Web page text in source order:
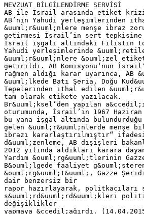
MEVZUAT BİLGİLENDİRME SERVİSİ
AB ile İsrail arasında etiket krizi
AB’nin Yahudi yerleşimlerinden
&uuml;r&uuml;nlere menşe ibraz
getirmesi İsrail’in sert tepkisine
İsrail işgali altındaki Filistin
Yahudi yerleşimlerinde
&uuml;r&uuml;nlere &ouml;zel
getirildi. AB Komisyonu‘nun
rağmen aldığı karar uyarınca, AB
&uuml;lkede Batı Şeria, Doğu
Tepelerinden ithal edilen
tam olarak etikete yazılacak.
Br&uuml;ksel’den yapılan
oturumunda, İsrail’in 1967 Haziran
bu yana işgal altında bulundurduğu
gelen &uuml;r&uuml;nlerde menşe
ibrazı kararlaştırılmıştır“
d&uuml;zenleme, AB dışişleri
2012 yılında aldıkları karara
Yardım &ouml;rg&uuml;tlerinin
B&ouml;lgede faaliyet
&ouml;rg&uuml;t&uuml;, Gazze
dair benzersiz bir
rapor hazırlayarak, politkacıları
s&uuml;rd&uuml;rd&uuml;kleri
değişiklikler